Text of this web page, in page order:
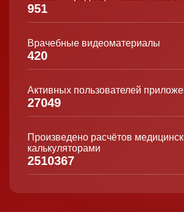
951
Врачебные видеоматериалы
420
Активных пользователей
27049
Произведено расчётов
калькуляторами
2510367